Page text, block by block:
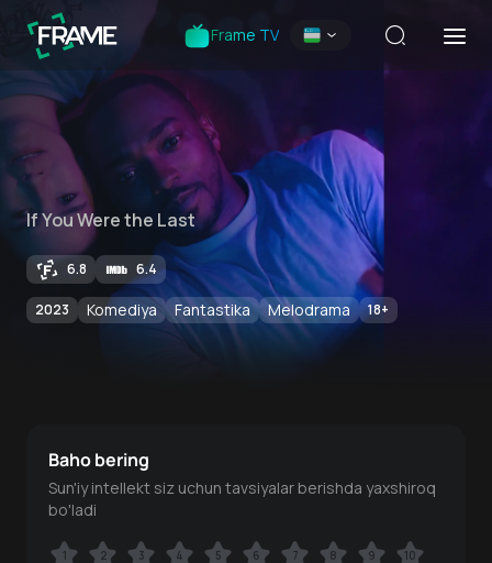
Frame TV
If You Were the Last
6.8 6.4
2023 Komediya Fantastika Melodrama 18+
Baho bering
Sun'iy intellekt siz uchun tavsiyalar berishda yaxshiroq
bo'ladi
1 2 3 4 5 6 7 8 9 10
1 2 3 4 5 6 7 8 9 10